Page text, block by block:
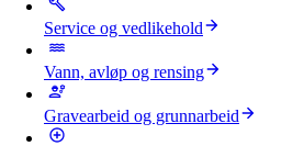
Service og vedlikehold
Vann, avløp og rensing
Gravearbeid og grunnarbeid